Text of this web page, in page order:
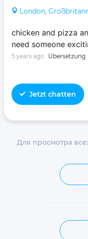
London,
chicken and pizza
need someone
5 years ago Übersetzung
Jetzt chatten
Для просмотра